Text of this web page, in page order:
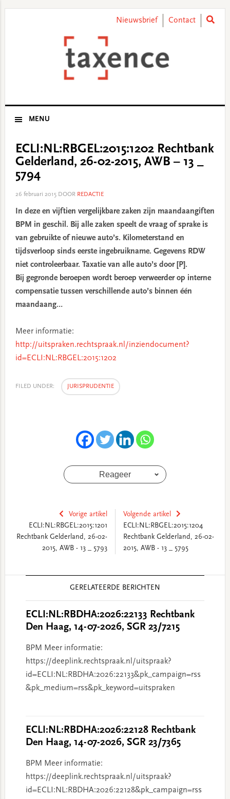
Nieuwsbrief Contact
MENU
ECLI:NL:RBGEL:2015:1202 Rechtbank
Gelderland, 26-02-2015, AWB – 13 _
5794
26 februari 2015DOOR REDACTIE
In deze en vijftien vergelijkbare zaken zijn maandaangiften
BPM in geschil. Bij alle zaken speelt de vraag of sprake is
van gebruikte of nieuwe auto’s. Kilometerstand en
tijdsverloop sinds eerste ingebruikname. Gegevens RDW
niet controleerbaar. Taxatie van alle auto’s door [P].
Bij gegronde beroepen wordt beroep verweerder op interne
compensatie tussen verschillende auto’s binnen één
maandaang…
Meer informatie:
http://uitspraken.rechtspraak.nl/inziendocument?
id=ECLI:NL:RBGEL:2015:1202
FILED UNDER: JURISPRUDENTIE
Reageer
Vorige artikel
ECLI:NL:RBGEL:2015:1201
Rechtbank Gelderland, 26-02-
2015, AWB - 13 _ 5793
Volgende artikel
ECLI:NL:RBGEL:2015:1204
Rechtbank Gelderland, 26-02-
2015, AWB - 13 _ 5795
GERELATEERDE BERICHTEN
ECLI:NL:RBDHA:2026:22133 Rechtbank
Den Haag, 14-07-2026, SGR 23/7215
BPM Meer informatie:
https://deeplink.rechtspraak.nl/uitspraak?
id=ECLI:NL:RBDHA:2026:22133&pk_campaign=rss
&pk_medium=rss&pk_keyword=uitspraken
ECLI:NL:RBDHA:2026:22128 Rechtbank
Den Haag, 14-07-2026, SGR 23/7365
BPM Meer informatie:
https://deeplink.rechtspraak.nl/uitspraak?
id=ECLI:NL:RBDHA:2026:22128&pk_campaign=rss